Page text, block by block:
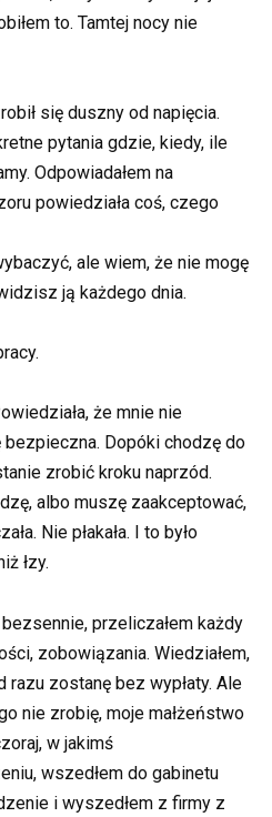
to. Tamtej nocy nie
się duszny od napięcia.
pytania gdzie, kiedy, ile
Odpowiadałem na
powiedziała coś, czego
ale wiem, że nie mogę
ją każdego dnia.
że mnie nie
Dopóki chodzę do
zrobić kroku naprzód.
albo muszę zaakceptować,
Nie płakała. I to było
łzy.
przeliczałem każdy
zobowiązania. Wiedziałem,
razu zostanę bez wypłaty. Ale
nie zrobię, moje małżeństwo
w jakimś
wszedłem do gabinetu
i wyszedłem z firmy z